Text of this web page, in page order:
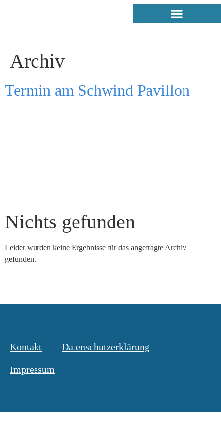
Archiv
Termin am Schwind Pavillon
Nichts gefunden
Leider wurden keine Ergebnisse für das angefragte Archiv
gefunden.
Kontakt Datenschutzerklärung
Impressum